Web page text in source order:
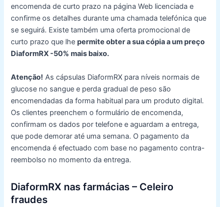
encomenda de curto prazo na página Web licenciada e
confirme os detalhes durante uma chamada telefónica que
se seguirá. Existe também uma oferta promocional de
curto prazo que lhepermite obter a sua cópia a um preço
DiaformRX -50% mais baixo.
Atenção! As cápsulas DiaformRX para níveis normais de
glucose no sangue e perda gradual de peso são
encomendadas da forma habitual para um produto digital.
Os clientes preenchem o formulário de encomenda,
confirmam os dados por telefone e aguardam a entrega,
que pode demorar até uma semana. O pagamento da
encomenda é efectuado com base no pagamento contra-
reembolso no momento da entrega.
DiaformRX nas farmácias – Celeiro
fraudes